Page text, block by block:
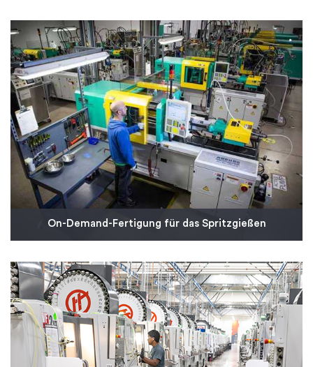
On-Demand-Fertigung für das Spritzgießen
Produktionsanforderungen ohne
Mindestbestellmenge und bietet Flexibilität,
Konsistenz und Qualität in der Lieferkette. Wir
setzen wissenschaftliche Spritzgusstechniken,
CTQ-Prüfungen (Critical-to-Quality) mit
automatisierter Inline-KMG-Technologie und vieles
mehr ein, um eine gleichbleibende Maßhaltigkeit zu
gewährleisten.